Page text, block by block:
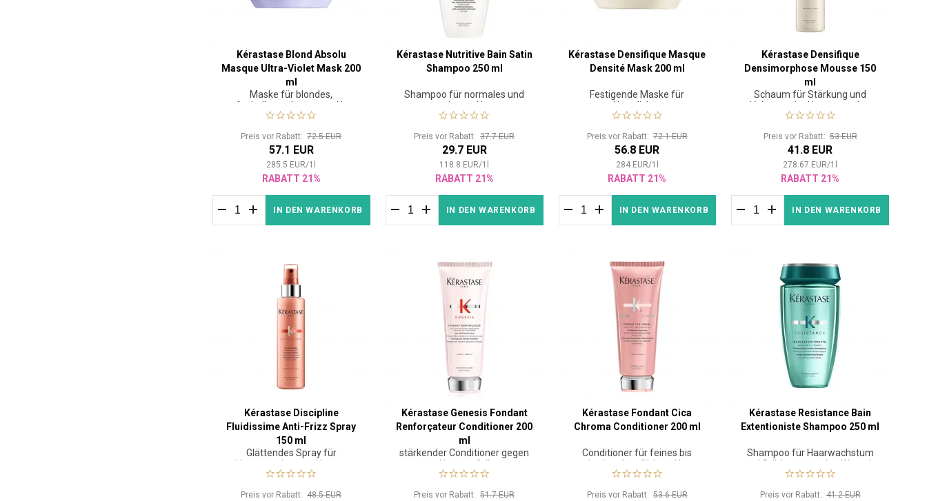
Kérastase Blond Absolu
Masque Ultra-Violet Mask 200
ml
Maske für blondes,
aufgehelltes oder graues Haar
Preis vor Rabatt:72.5 EUR
57.1 EUR
285.5 EUR/1
RABATT 21%
IN DEN WARENKORB
Kérastase Nutritive Bain Satin
Shampoo 250 ml
Shampoo für normales und
trockenes Haar
Preis vor Rabatt:37.7 EUR
29.7 EUR
118.8 EUR/1
RABATT 21%
IN DEN WARENKORB
Kérastase Densifique Masque
Densité Mask 200 ml
Festigende Maske für
Haardichte
Preis vor Rabatt: 72.1 EUR
56.8 EUR
284 EUR/1
RABATT 21%
IN DEN WARENKORB
Kérastase Densifique
Densimorphose Mousse 150
ml
Schaum für Stärkung und
Volumen der Haare von den
Wurzeln an
Preis vor Rabatt:53 EUR
41.8 EUR
278.67 EUR/1
RABATT 21%
IN DEN WARENKORB
Kérastase Discipline
Fluidissime Anti-Frizz Spray
150 ml
Glättendes Spray für
widerspenstiges und krauses
Haar
Preis vor Rabatt:48.5 EUR
Kérastase Genesis Fondant
Renforçateur Conditioner 200
ml
stärkender Conditioner gegen
Haarausfall
Preis vor Rabatt:51.7 EUR
Kérastase Fondant Cica
Chroma Conditioner 200 ml
Conditioner für feines bis
mittelstark gefärbtes Haar
Preis vor Rabatt: 53.6 EUR
Kérastase Resistance Bain
Extentioniste Shampoo 250 ml
Shampoo für Haarwachstum
und Stärkung von den Wurzeln
Preis vor Rabatt:41.2 EUR